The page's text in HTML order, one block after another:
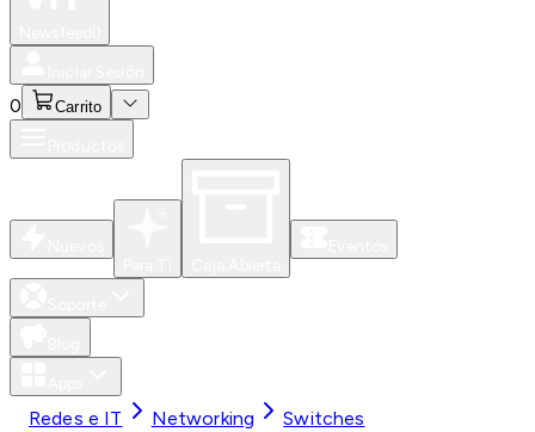
0 Carrito
Redes e IT Networking Switches